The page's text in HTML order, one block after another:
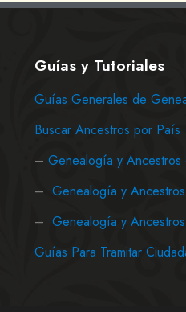
Guías y Tutoriales
Guías Generales de
Buscar Ancestros por País
– Genealogía y Ancestros
– Genealogía y
– Genealogía y
Guías Para Tramitar